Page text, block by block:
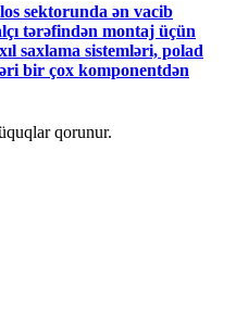
sektorunda ən vacib
tərəfindən montaj üçün
saxlama sistemləri, polad
bir çox komponentdən
qorunur.